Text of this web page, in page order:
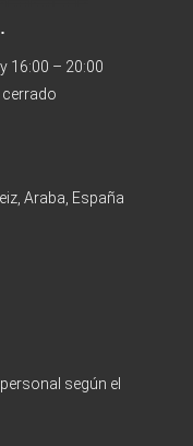
16:00 – 20:00
Araba, España
según el